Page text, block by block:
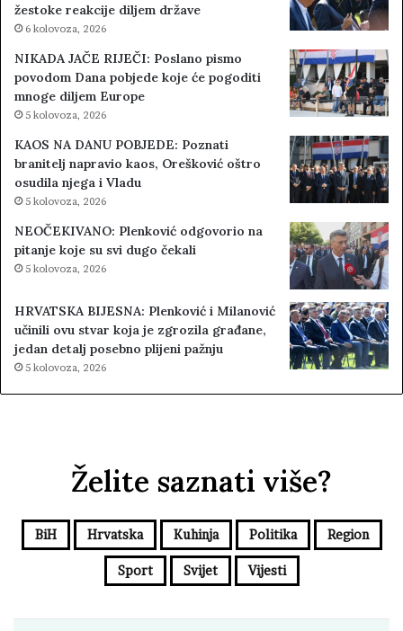
žestoke reakcije diljem države
6 kolovoza, 2026
NIKADA JAČE RIJEČI: Poslano pismo
povodom Dana pobjede koje će pogoditi
mnoge diljem Europe
5 kolovoza, 2026
KAOS NA DANU POBJEDE: Poznati
branitelj napravio kaos, Orešković oštro
osudila njega i Vladu
5 kolovoza, 2026
NEOČEKIVANO: Plenković odgovorio na
pitanje koje su svi dugo čekali
5 kolovoza, 2026
HRVATSKA BIJESNA: Plenković i Milanović
učinili ovu stvar koja je zgrozila građane,
jedan detalj posebno plijeni pažnju
5 kolovoza, 2026
Želite saznati više?
BiH Hrvatska Kuhinja Politika Region
Sport Svijet Vijesti